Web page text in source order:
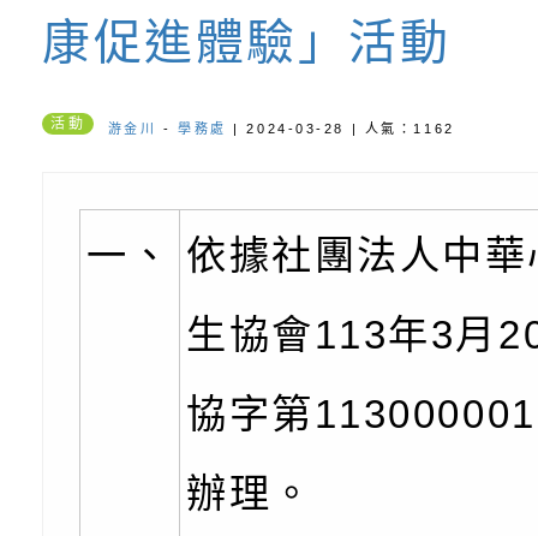
約專要文件及附件英
月份公共服務政策溝
轉知教育部國民及學
緒學習知能研習」
字稿及LCD託播影片
函轉有關本府新聞處
6月交通安全宣導標
份及道安宣導影像素
有關「115年各賣場
設置防災(颱)專區」
信誼基金會於6／27
【打噴嚏、流鼻水、
0-8歲抗過敏照護指
童過敏免疫專家 林
講】親職講座
檢送桃園市政府LED
字稿及LCD託播影片
檢送桃園市政府家庭
「小桃家6月課程資
約幸福生活-婚前教
檢送桃園市政府LED
字稿及LCD託播影（
轉知財團法人天主教
康促進體驗」活動
活動 游金川 -學務處 | 2024-03-28 | 人氣：1162
一、
依據社團法人中
生協會113年3月
協字第
辦理。